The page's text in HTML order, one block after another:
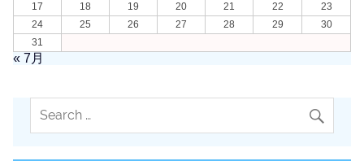
17
18 19 20 21 22
23
24
25 26 27 28 29
30
31
« 7月